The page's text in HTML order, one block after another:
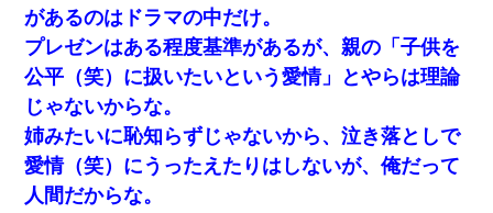
があるのはドラマの中だけ。
プレゼンはある程度基準があるが、親の「子供を
公平（笑）に扱いたいという愛情」とやらは理論
じゃないからな。
姉みたいに恥知らずじゃないから、泣き落としで
愛情（笑）にうったえたりはしないが、俺だって
人間だからな。